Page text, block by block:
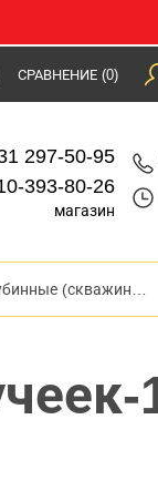
СРАВНЕНИЕ (0)
297-50-95
393-80-26
магазин